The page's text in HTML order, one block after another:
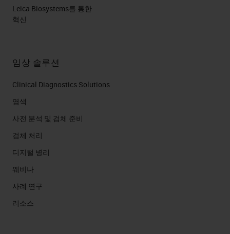
Leica Biosystems를 통한
혁신
임상 솔루션
Clinical Diagnostics Solutions
염색
사전 분석 및 검체 준비
검체 처리
디지털 병리
웨비나
사례 연구
리소스